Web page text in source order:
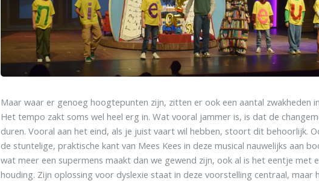
Maar waar er genoeg hoogtepunten zijn, zitten er ook een aantal zwakheden
Het tempo zakt soms wel heel erg in. Wat vooral jammer is, is dat de
duren. Vooral aan het eind, als je juist vaart wil hebben, stoort dit behoorlijk.
de stuntelige, praktische kant van Mees Kees in deze musical nauwelijks aan
wat meer een supermens maakt dan we gewend zijn, ook al is het eentje met
houding. Zijn oplossing voor dyslexie staat in deze voorstelling centraal, maar